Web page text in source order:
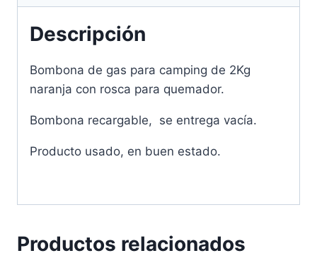
Descripción
Bombona de gas para camping de 2Kg
naranja con rosca para quemador.
Bombona recargable, se entrega vacía.
Producto usado, en buen estado.
Productos relacionados